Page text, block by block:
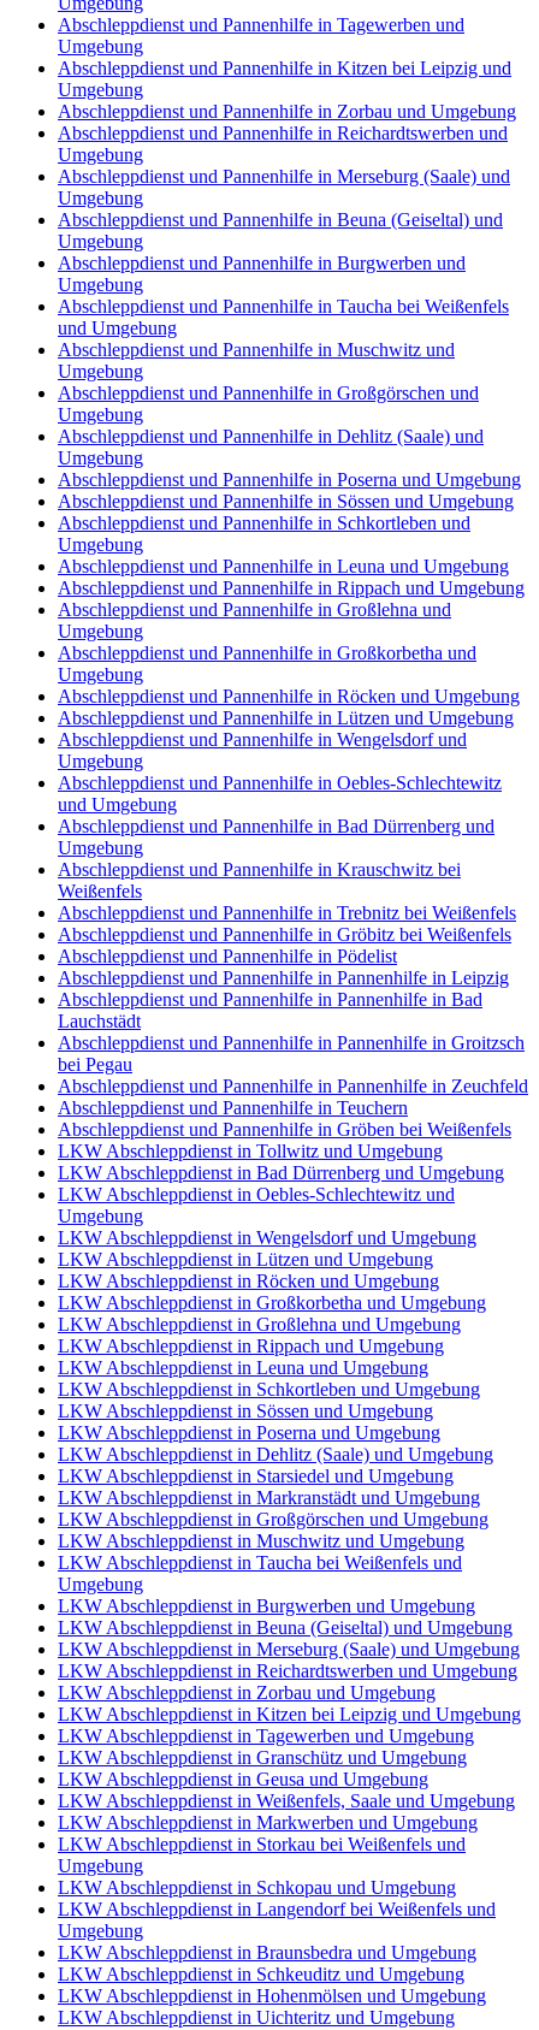
Abschleppdienst und Pannenhilfe in Tagewerben und
Umgebung
Abschleppdienst und Pannenhilfe in Kitzen bei Leipzig und
Umgebung
Abschleppdienst und Pannenhilfe in Zorbau und Umgebung
Abschleppdienst und Pannenhilfe in Reichardtswerben und
Umgebung
Abschleppdienst und Pannenhilfe in Merseburg (Saale) und
Umgebung
Abschleppdienst und Pannenhilfe in Beuna (Geiseltal) und
Umgebung
Abschleppdienst und Pannenhilfe in Burgwerben und
Umgebung
Abschleppdienst und Pannenhilfe in Taucha bei Weißenfels
und Umgebung
Abschleppdienst und Pannenhilfe in Muschwitz und
Umgebung
Abschleppdienst und Pannenhilfe in Großgörschen und
Umgebung
Abschleppdienst und Pannenhilfe in Dehlitz (Saale) und
Umgebung
Abschleppdienst und Pannenhilfe in Poserna und Umgebung
Abschleppdienst und Pannenhilfe in Sössen und Umgebung
Abschleppdienst und Pannenhilfe in Schkortleben und
Umgebung
Abschleppdienst und Pannenhilfe in Leuna und Umgebung
Abschleppdienst und Pannenhilfe in Rippach und Umgebung
Abschleppdienst und Pannenhilfe in Großlehna und
Umgebung
Abschleppdienst und Pannenhilfe in Großkorbetha und
Umgebung
Abschleppdienst und Pannenhilfe in Röcken und Umgebung
Abschleppdienst und Pannenhilfe in Lützen und Umgebung
Abschleppdienst und Pannenhilfe in Wengelsdorf und
Umgebung
Abschleppdienst und Pannenhilfe in Oebles-Schlechtewitz
und Umgebung
Abschleppdienst und Pannenhilfe in Bad Dürrenberg und
Umgebung
Abschleppdienst und Pannenhilfe in Krauschwitz bei
Weißenfels
Abschleppdienst und Pannenhilfe in Trebnitz bei Weißenfels
Abschleppdienst und Pannenhilfe in Gröbitz bei Weißenfels
Abschleppdienst und Pannenhilfe in Pödelist
Abschleppdienst und Pannenhilfe in Pannenhilfe in Leipzig
Abschleppdienst und Pannenhilfe in Pannenhilfe in Bad
Lauchstädt
Abschleppdienst und Pannenhilfe in Pannenhilfe in Groitzsch
bei Pegau
Abschleppdienst und Pannenhilfe in Pannenhilfe in Zeuchfeld
Abschleppdienst und Pannenhilfe in Teuchern
Abschleppdienst und Pannenhilfe in Gröben bei Weißenfels
LKW Abschleppdienst in Tollwitz und Umgebung
LKW Abschleppdienst in Bad Dürrenberg und Umgebung
LKW Abschleppdienst in Oebles-Schlechtewitz und
Umgebung
LKW Abschleppdienst in Wengelsdorf und Umgebung
LKW Abschleppdienst in Lützen und Umgebung
LKW Abschleppdienst in Röcken und Umgebung
LKW Abschleppdienst in Großkorbetha und Umgebung
LKW Abschleppdienst in Großlehna und Umgebung
LKW Abschleppdienst in Rippach und Umgebung
LKW Abschleppdienst in Leuna und Umgebung
LKW Abschleppdienst in Schkortleben und Umgebung
LKW Abschleppdienst in Sössen und Umgebung
LKW Abschleppdienst in Poserna und Umgebung
LKW Abschleppdienst in Dehlitz (Saale) und Umgebung
LKW Abschleppdienst in Starsiedel und Umgebung
LKW Abschleppdienst in Markranstädt und Umgebung
LKW Abschleppdienst in Großgörschen und Umgebung
LKW Abschleppdienst in Muschwitz und Umgebung
LKW Abschleppdienst in Taucha bei Weißenfels und
Umgebung
LKW Abschleppdienst in Burgwerben und Umgebung
LKW Abschleppdienst in Beuna (Geiseltal) und Umgebung
LKW Abschleppdienst in Merseburg (Saale) und Umgebung
LKW Abschleppdienst in Reichardtswerben und Umgebung
LKW Abschleppdienst in Zorbau und Umgebung
LKW Abschleppdienst in Kitzen bei Leipzig und Umgebung
LKW Abschleppdienst in Tagewerben und Umgebung
LKW Abschleppdienst in Granschütz und Umgebung
LKW Abschleppdienst in Geusa und Umgebung
LKW Abschleppdienst in Weißenfels, Saale und Umgebung
LKW Abschleppdienst in Markwerben und Umgebung
LKW Abschleppdienst in Storkau bei Weißenfels und
Umgebung
LKW Abschleppdienst in Schkopau und Umgebung
LKW Abschleppdienst in Langendorf bei Weißenfels und
Umgebung
LKW Abschleppdienst in Braunsbedra und Umgebung
LKW Abschleppdienst in Schkeuditz und Umgebung
LKW Abschleppdienst in Hohenmölsen und Umgebung
LKW Abschleppdienst in Uichteritz und Umgebung